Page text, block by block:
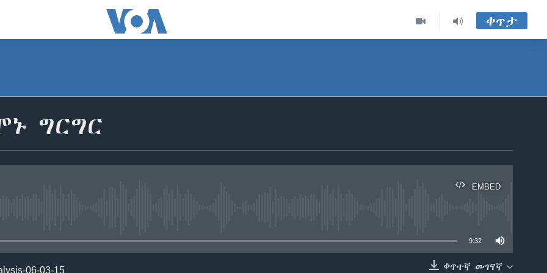
ቀጥታ
ግርግር
EMBED
9:32
ቀጥተኛ መገናኛ
06-03-15